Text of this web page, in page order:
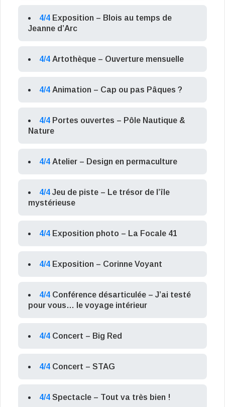
4/4 Exposition – Blois au temps de
Jeanne d’Arc
4/4 Artothèque – Ouverture mensuelle
4/4 Animation – Cap ou pas Pâques ?
4/4 Portes ouvertes – Pôle Nautique &
Nature
4/4 Atelier – Design en permaculture
4/4 Jeu de piste – Le trésor de l’île
mystérieuse
4/4 Exposition photo – La Focale 41
4/4 Exposition – Corinne Voyant
4/4 Conférence désarticulée – J’ai testé
pour vous… le voyage intérieur
4/4 Concert – Big Red
4/4 Concert – STAG
4/4 Spectacle – Tout va très bien !